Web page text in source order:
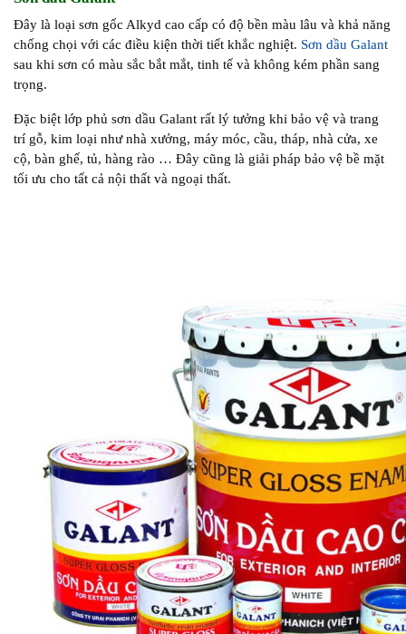
Đây là loại sơn gốc Alkyd cao cấp có độ bền màu lâu và khả năng
chống chọi với các điều kiện thời tiết khắc nghiệt. Sơn dầu Galant
sau khi sơn có màu sắc bắt mắt, tinh tế và không kém phần sang
trọng.
Đặc biệt lớp phủ sơn dầu Galant rất lý tưởng khi bảo vệ và trang
trí gỗ, kim loại như nhà xưởng, máy móc, cầu, tháp, nhà cửa, xe
cộ, bàn ghế, tủ, hàng rào … Đây cũng là giải pháp bảo vệ bề mặt
tối ưu cho tất cả nội thất và ngoại thất.